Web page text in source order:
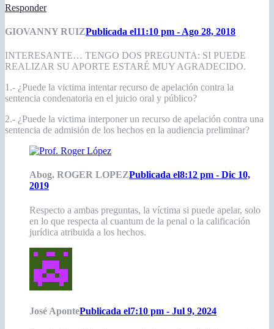
Responder
GIOVANNY RUIZPublicada el11:10 pm - Ago 28, 2018
INTERESANTE… TENGO DOS PREGUNTA: SI PUEDE
REALIZAR SU APORTE ESTARÉ MUY AGRADECIDO.
1.- ¿Puede la victima intentar recurso de apelación contra la
sentencia condenatoria en el juicio oral y público?
2.- ¿Puede la victima interponer un recurso de apelación contra una
sentencia de admisión de los hechos en la audiencia preliminar?
Abog. ROGER LOPEZPublicada el8:12 pm - Dic 10,
2019
Respecto a ambas preguntas, la víctima si puede apelar, solo
en lo que respecta al cuantum de la penal o la calificación
jurídica atribuida a los hechos.
José ApontePublicada el7:10 pm - Jul 9, 2024